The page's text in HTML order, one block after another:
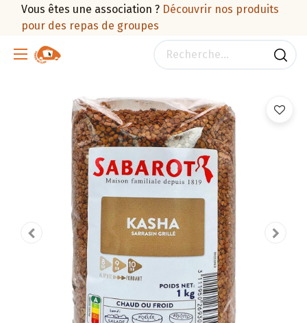
Vous êtes une association ? Découvrir nos produits
pour des repas de groupes